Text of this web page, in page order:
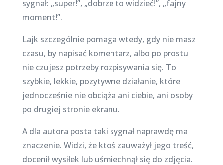
sygnał: „super!”, „dobrze to widzieć!”, „fajny
moment!”.
Lajk szczególnie pomaga wtedy, gdy nie masz
czasu, by napisać komentarz, albo po prostu
nie czujesz potrzeby rozpisywania się. To
szybkie, lekkie, pozytywne działanie, które
jednocześnie nie obciąża ani ciebie, ani osoby
po drugiej stronie ekranu.
A dla autora posta taki sygnał naprawdę ma
znaczenie. Widzi, że ktoś zauważył jego treść,
docenił wysiłek lub uśmiechnął się do zdjęcia.